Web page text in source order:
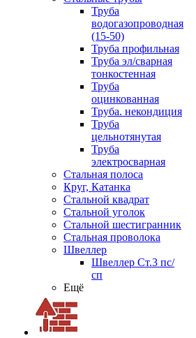
Труба
водогазопроводная
(15-50)
Труба профильная
Труба эл/сварная
тонкостенная
Труба
оцинкованная
Труба. некондиция
Труба
цельнотянутая
Труба
электросварная
Стальная полоса
Круг, Катанка
Стальной квадрат
Стальной уголок
Стальной шестигранник
Стальная проволока
Швеллер
Швеллер Ст.3 пс/
сп
Ещё